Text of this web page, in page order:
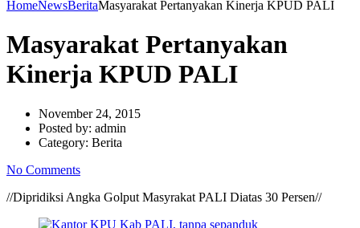
HomeNewsBeritaMasyarakat Pertanyakan Kinerja KPUD PALI
Masyarakat Pertanyakan
Kinerja KPUD PALI
November 24, 2015
Posted by: admin
Category: Berita
No Comments
//Dipridiksi Angka Golput Masyrakat PALI Diatas 30 Persen//